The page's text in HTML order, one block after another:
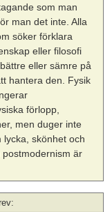
som man
man det inte. Alla
söker förklara
eller filosofi
eller sämre på
hantera den. Fysik
förlopp,
men duger inte
skönhet och
är